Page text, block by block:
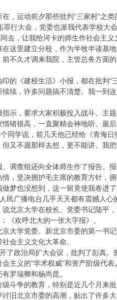
，运动前夕那些批判“三家村”之
行大会，党委也派我代表学校大会
，让我给河卡的师生作社会主义
这里建立分校，作为半牧半读基
不久才调来我院，主管总务方面
的《建校生活》小报，都在批判“
续，许多问题搞不清楚。我一到
示，要求大家积极投入战斗。主
绪很高，一直聚精会神地听。最
同学说，前几天他已经给《青海
又不愿那样去想，更不能讲。我
调查组还向全体师生作了报告。
，坚决拥护毛主席的教育方针，
梦也没想到，这一留竟使我卷进了
民广播电台几乎天天都有震撼人
北京大学在校长、党委书记陆平
《欢呼北大的一张大字报》。
大学党委。新北京市委的第一书
会主义文化大革命。
了政治局扩大会议，批判了彭真
主义的“学术权威”和资产阶级代
罗瑞卿和杨尚昆。
斗争的教育，特别是近几个月来
旧北京市委的高潮，贴出了许多